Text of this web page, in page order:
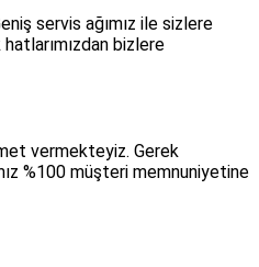
servis ağımız ile sizlere
bizlere
vermekteyiz. Gerek
%100 müşteri memnuniyetine